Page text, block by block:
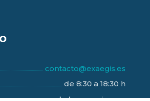
contacto@exaegis.es
de 8:30 a 18:30 h